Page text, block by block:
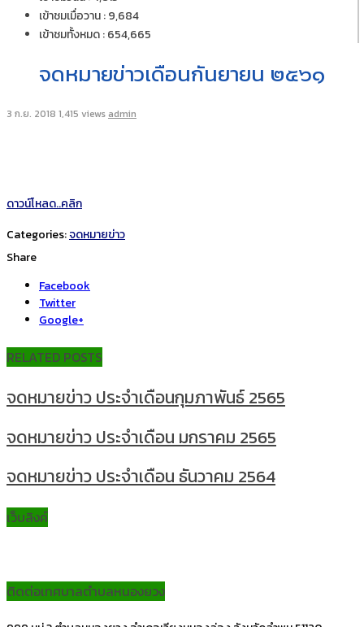
เข้าชมเมื่อวาน : 9,684
เข้าชมทั้งหมด : 654,665
จดหมายข่าวเดือนกันยายน ๒๕๖๑
3 ก.ย. 2018 1,415 views admin
ดาวน์โหลด..คลิก
Categories:จดหมายข่าว
Share
Facebook
Twitter
Google+
RELATED POSTS
จดหมายข่าว ประจำเดือนกุมภาพันธ์ 2565
จดหมายข่าว ประจำเดือน มกราคม 2565
จดหมายข่าว ประจำเดือน ธันวาคม 2564
เว็บลิงค์
ติดต่อเทศบาลตำบลหนองยวง